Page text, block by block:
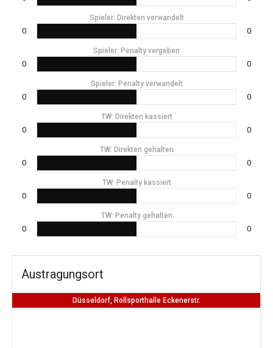
Spieler: Direkten verwandelt
0 0
Spieler: Penalty vergeben
0 0
Spieler: Penalty verwandelt
0 0
TW: Direkten kassiert
0 0
TW: Direkten gehalten
0 0
TW: Penalty kassiert
0 0
TW: Penalty gehalten
0 0
Austragungsort
Düsseldorf, Rollsporthalle Eckenerstr.